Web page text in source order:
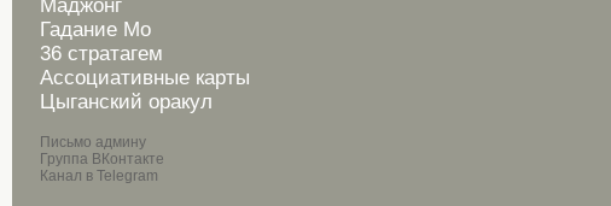
Маджонг
Гадание Мо
36 стратагем
Ассоциативные карты
Цыганский оракул
Письмо админу
Группа ВКонтакте
Канал в Telegram